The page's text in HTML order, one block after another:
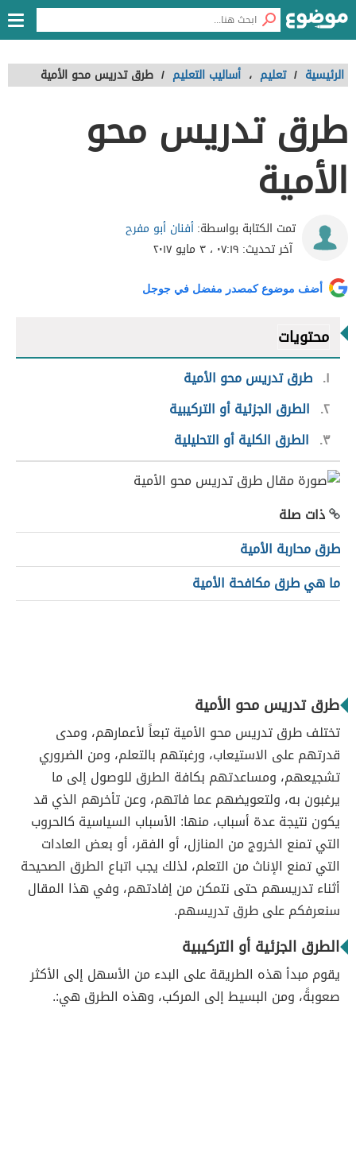
الرئيسية / تعليم ، أساليب التعليم / طرق تدريس محو الأمية
طرق تدريس محو
الأمية
تمت الكتابة بواسطة:أفنان أبو مفرح
آخر تحديث: ٠٧:١٩ ، ٣ مايو ٢٠١٧
أضف موضوع كمصدر مفضل في جوجل
محتويات
١ طرق تدريس محو الأمية
٢ الطرق الجزئية أو التركيبية
٣
الطرق الكلية أو التحليلية
ذات صلة
طرق محاربة الأمية
ما هي طرق مكافحة الأمية
طرق تدريس محو الأمية
تختلف طرق تدريس محو الأمية تبعاً لأعمارهم، ومدى
قدرتهم على الاستيعاب، ورغبتهم بالتعلم، ومن الضروري
تشجيعهم، ومساعدتهم بكافة الطرق للوصول إلى ما
يرغبون به، ولتعويضهم عما فاتهم، وعن تأخرهم الذي قد
يكون نتيجة عدة أسباب، منها: الأسباب السياسية كالحروب
التي تمنع الخروج من المنازل، أو الفقر، أو بعض العادات
التي تمنع الإناث من التعلم، لذلك يجب اتباع الطرق الصحيحة
أثناء تدريسهم حتى نتمكن من إفادتهم، وفي هذا المقال
سنعرفكم على طرق تدريسهم.
الطرق الجزئية أو التركيبية
يقوم مبدأ هذه الطريقة على البدء من الأسهل إلى الأكثر
صعوبةً، ومن البسيط إلى المركب، وهذه الطرق هي:.